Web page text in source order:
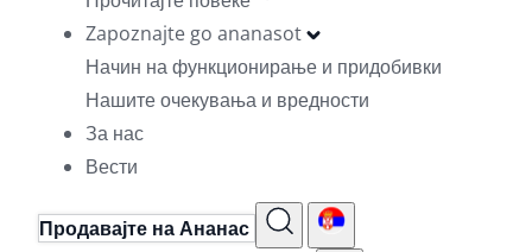
Zapoznajte go ananasot
Начин на функционирање и придобивки
Нашите очекувања и вредности
За нас
Вести
Продавајте на Ананас